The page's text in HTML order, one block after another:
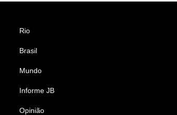
Rio
Brasil
Mundo
Informe JB
Opinião